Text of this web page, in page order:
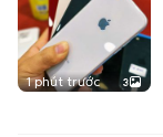
1 phút trước 3